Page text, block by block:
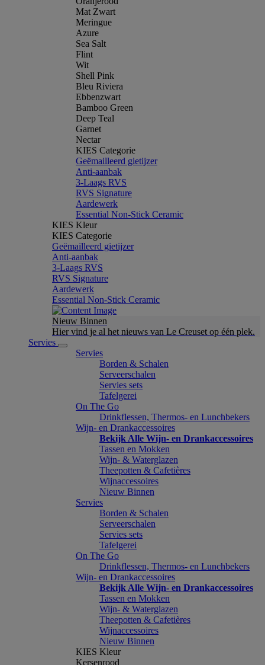
Mat Zwart
Meringue
Azure
Sea Salt
Flint
Wit
Shell Pink
Bleu Riviera
Ebbenzwart
Bamboo Green
Deep Teal
Garnet
Nectar
KIES Categorie
Geëmailleerd gietijzer
Anti-aanbak
3-Laags RVS
RVS Signature
Aardewerk
Essential Non-Stick Ceramic
KIES Kleur
KIES Categorie
Geëmailleerd gietijzer
Anti-aanbak
3-Laags RVS
RVS Signature
Aardewerk
Essential Non-Stick Ceramic
Nieuw Binnen
Hier vind je al het nieuws van Le Creuset op één plek.
Servies
Servies
Borden & Schalen
Serveerschalen
Servies sets
Tafelgerei
On The Go
Drinkflessen, Thermos- en Lunchbekers
Wijn- en Drankaccessoires
Bekijk Alle Wijn- en Drankaccessoires
Tassen en Mokken
Wijn- & Waterglazen
Theepotten & Cafetières
Wijnaccessoires
Nieuw Binnen
Servies
Borden & Schalen
Serveerschalen
Servies sets
Tafelgerei
On The Go
Drinkflessen, Thermos- en Lunchbekers
Wijn- en Drankaccessoires
Bekijk Alle Wijn- en Drankaccessoires
Tassen en Mokken
Wijn- & Waterglazen
Theepotten & Cafetières
Wijnaccessoires
Nieuw Binnen
KIES Kleur
Kersenrood